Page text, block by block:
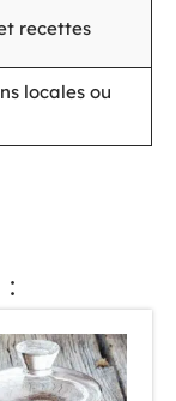
recettes
locales ou